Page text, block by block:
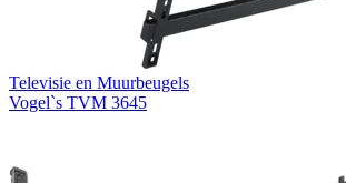
Televisie en Muurbeugels
Vogel`s TVM 3645